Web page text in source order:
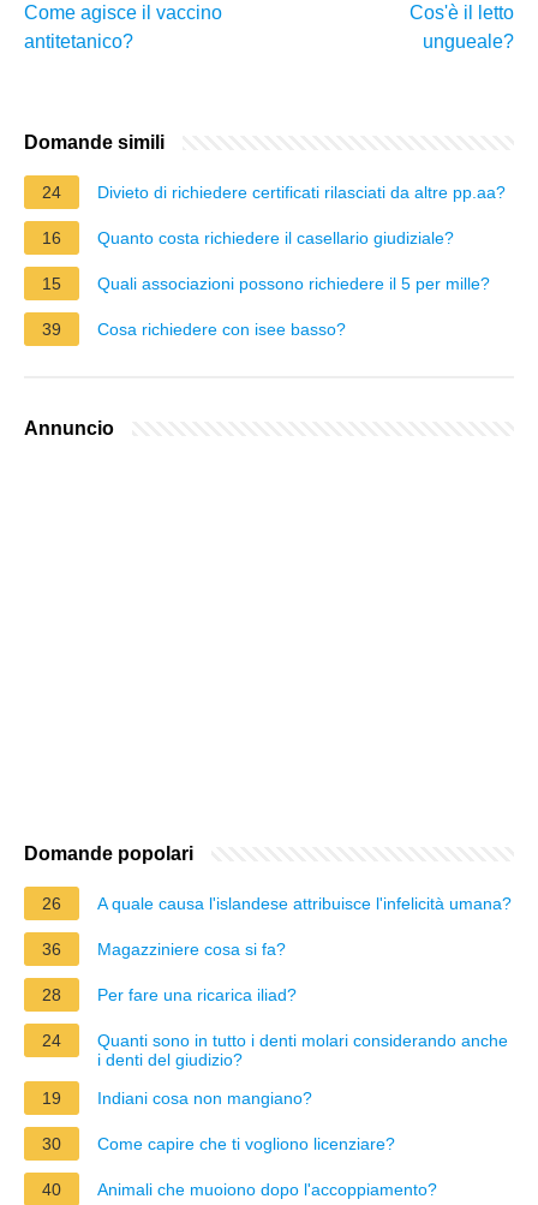
Come agisce il vaccino
antitetanico?
Cos'è il letto
ungueale?
Domande simili
24 Divieto di richiedere certificati rilasciati da altre pp.aa?
16 Quanto costa richiedere il casellario giudiziale?
15 Quali associazioni possono richiedere il 5 per mille?
39 Cosa richiedere con isee basso?
Annuncio
Domande popolari
26 A quale causa l'islandese attribuisce l'infelicità umana?
36 Magazziniere cosa si fa?
28 Per fare una ricarica iliad?
24
Quanti sono in tutto i denti molari considerando anche
i denti del giudizio?
19
Indiani cosa non mangiano?
30 Come capire che ti vogliono licenziare?
40 Animali che muoiono dopo l'accoppiamento?